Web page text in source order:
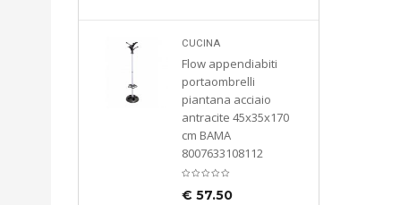
CUCINA
Flow appendiabiti
portaombrelli
piantana acciaio
antracite 45x35x170
cm BAMA
8007633108112
€ 57.50